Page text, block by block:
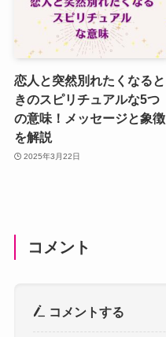
恋人と突然別れたくなると
きのスピリチュアルな5つ
の意味！メッセージと象徴
を解説
2025年3月22日
コメント
コメントする